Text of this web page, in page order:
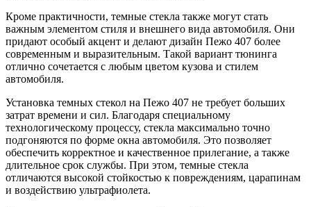
Кроме практичности, темные стекла также могут стать
важным элементом стиля и внешнего вида автомобиля. Они
придают особый акцент и делают дизайн Пежо 407 более
современным и выразительным. Такой вариант тюнинга
отлично сочетается с любым цветом кузова и стилем
автомобиля.
Установка темных стекол на Пежо 407 не требует больших
затрат времени и сил. Благодаря специальному
технологическому процессу, стекла максимально точно
подгоняются по форме окна автомобиля. Это позволяет
обеспечить корректное и качественное прилегание, а также
длительное срок службы. При этом, темные стекла
отличаются высокой стойкостью к повреждениям, царапинам
и воздействию ультрафиолета.